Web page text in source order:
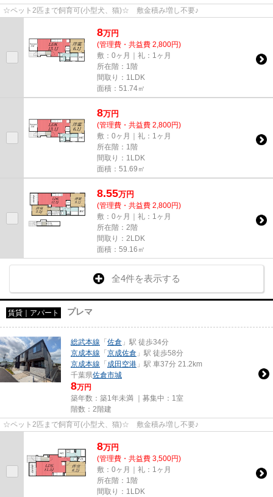
☆ペット2匹まで飼育可(小型犬、猫)☆ 敷金積み増し不要♪
8万円
(管理費・共益費 2,800円)
敷：0ヶ月｜礼：1ヶ月
所在階：1階
間取り：1LDK
面積：51.74㎡
8万円
(管理費・共益費 2,800円)
敷：0ヶ月｜礼：1ヶ月
所在階：1階
間取り：1LDK
面積：51.69㎡
8.55万円
(管理費・共益費 2,800円)
敷：0ヶ月｜礼：1ヶ月
所在階：2階
間取り：2LDK
面積：59.16㎡
全4件を表示する
賃貸｜アパート プレマ
総武本線 「佐倉 」駅 徒歩34分
京成本線 「京成佐倉 」駅 徒歩58分
京成本線 「成田空港 」駅 車37分 21.2km
千葉県佐倉市城
8万円
築年数：築1年未満 ｜募集中： 1室
階数：2階建
☆ペット2匹まで飼育可(小型犬、猫)☆ 敷金積み増し不要♪
8万円
(管理費・共益費 3,500円)
敷：0ヶ月｜礼：1ヶ月
所在階：1階
間取り：1LDK